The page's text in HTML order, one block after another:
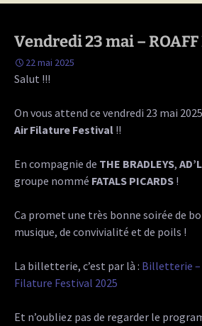
Vendredi 23 mai –
22 mai 2025
Salut !!!
On vous attend ce vendredi 23 mai
Air Filature Festival !!
En compagnie de THE BRADLEYS,
groupe nommé FATALS PICARDS !
Ca promet une très bonne soirée de
musique, de convivialité et de poils !
La billetterie, c’est par là : Billetterie –
Filature Festival 2025
Et n’oubliez pas de regarder le